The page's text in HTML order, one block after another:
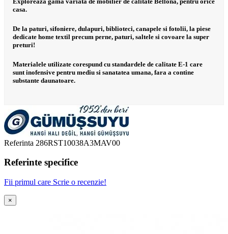
casa.
De la paturi, sifoniere, dulapuri, biblioteci, canapele si fotolii, la piese
dedicate home textil precum perne, paturi, saltele si covoare la super
preturi!
Materialele utilizate corespund cu standardele de calitate E-1 care
sunt inofensive pentru mediu si sanatatea umana, fara a contine
substante daunatoare.
Referinta 286RST10038A3MAV00
Referinte specifice
Fii primul care Scrie o recenzie!
×